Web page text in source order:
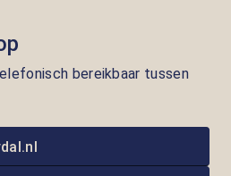
bereikbaar tussen